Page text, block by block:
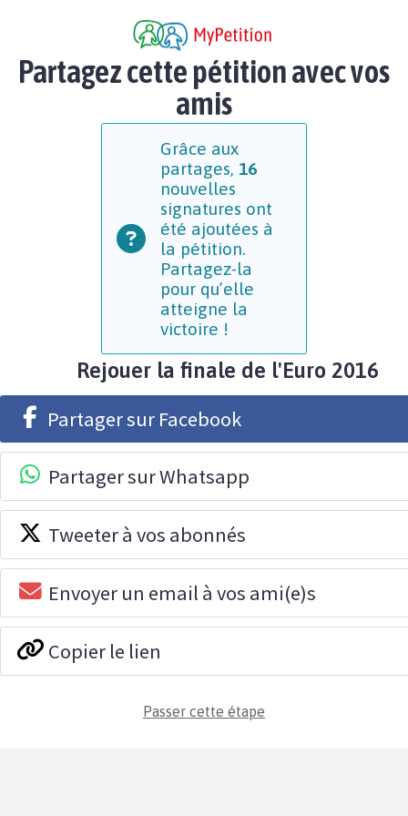
Partagez cette pétition avec vos
amis
Grâce aux
partages, 16
nouvelles
signatures ont
été ajoutées à
la pétition.
Partagez-la
pour qu’elle
atteigne la
victoire !
Rejouer la finale de l'Euro 2016
Partager sur Facebook
Partager sur Whatsapp
Tweeter à vos abonnés
Envoyer un email à vos ami(e)s
Copier le lien
Passer cette étape